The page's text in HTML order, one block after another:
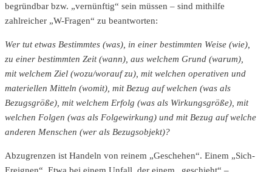
begründbar bzw. „vernünftig“ sein müssen – sind mithilfe
zahlreicher „W-Fragen“ zu beantworten:
Wer tut etwas Bestimmtes (was), in einer bestimmten Weise (wie),
zu einer bestimmten Zeit (wann), aus welchem Grund (warum),
mit welchem Ziel (wozu/worauf zu), mit welchen operativen und
materiellen Mitteln (womit), mit Bezug auf welchen (was als
Bezugsgröße), mit welchem Erfolg (was als Wirkungsgröße), mit
welchen Folgen (was als Folgewirkung) und mit Bezug auf welche
anderen Menschen (wer als Bezugsobjekt)?
Abzugrenzen ist Handeln von reinem „Geschehen“. Einem „Sich-
Ereignen“. Etwa bei einem Unfall, der einem „geschieht“ –